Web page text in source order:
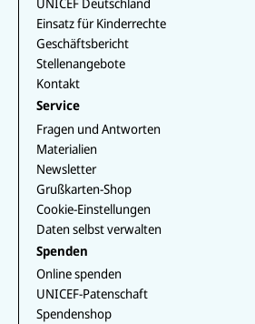
o
o
k
b
e
m
Einsatz für Kinderrechte
Geschäftsbericht
Stellenangebote
Kontakt
Service
Fragen und Antworten
Materialien
Newsletter
Grußkarten-Shop
Cookie-Einstellungen
Daten selbst verwalten
Spenden
Online spenden
UNICEF-Patenschaft
Spendenshop